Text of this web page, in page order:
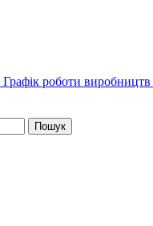
Графік роботи виробництв